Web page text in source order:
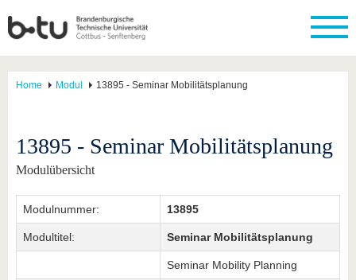
Home Modul 13895 - Seminar Mobilitätsplanung
13895 - Seminar Mobilitätsplanung
Modulübersicht
Modulnummer: 13895
Modultitel: Seminar Mobilitätsplanung
Seminar Mobility Planning